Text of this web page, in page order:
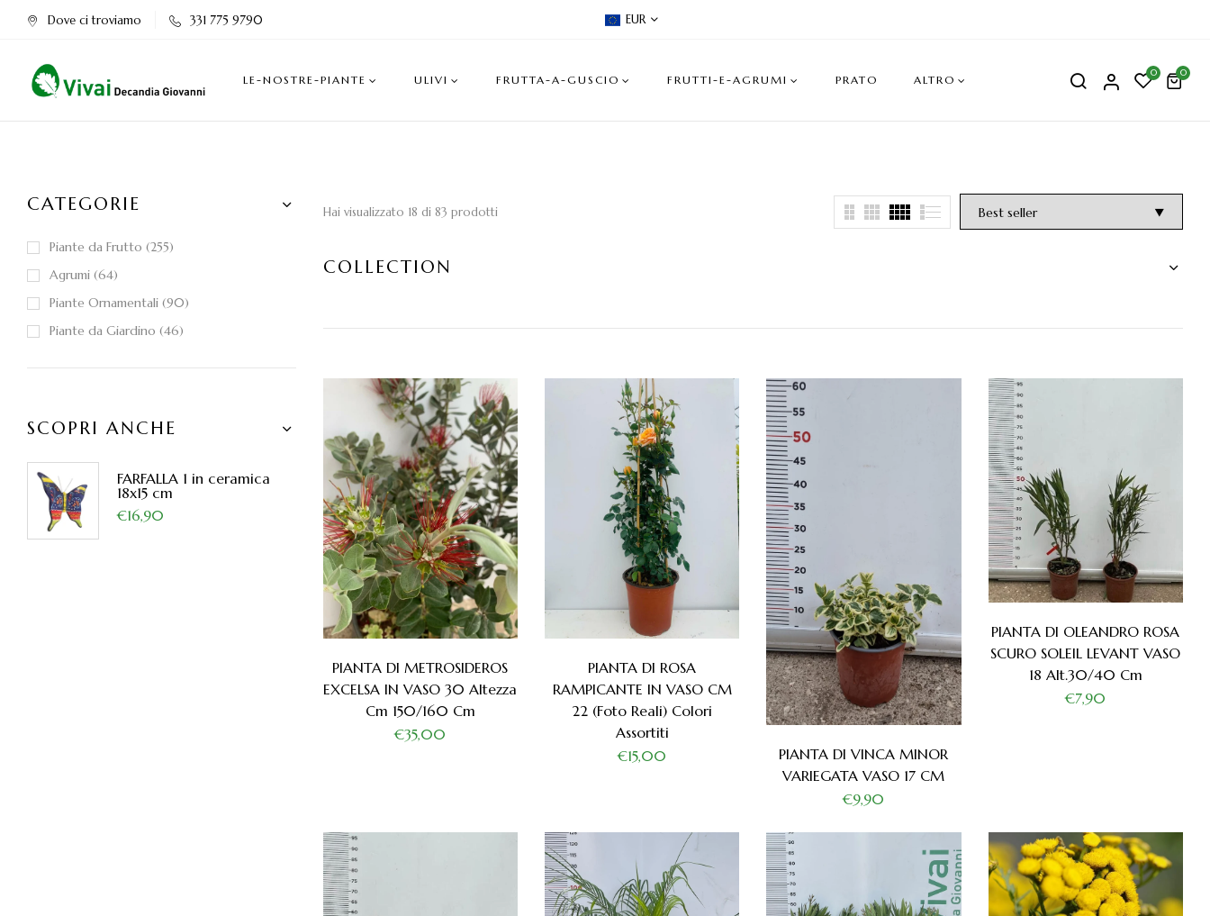
Dove ci troviamo 331 775 9790 EUR
LE-NOSTRE-PIANTE ULIVI FRUTTA-A-GUSCIO FRUTTI-E-AGRUMI PRATO ALTRO
0 0
CATEGORIE
Piante da Frutto 255
Agrumi 64
Piante Ornamentali 90
Piante da Giardino 46
SCOPRI ANCHE
FARFALLA 1 in ceramica
18x15 cm
€16,90
Hai visualizzato 18 di 83 prodotti
COLLECTION
PIANTA DI METROSIDEROS
EXCELSA IN VASO 30 Altezza
Cm 150/160 Cm
€35,00
PIANTA DI ROSA
RAMPICANTE IN VASO CM
22 (foto Reali) Colori
Assortiti
€15,00
PIANTA DI VINCA MINOR
VARIEGATA VASO 17 CM
€9,90
PIANTA DI OLEANDRO ROSA
SCURO SOLEIL LEVANT VASO
18 Alt.30/40 Cm
€7,90